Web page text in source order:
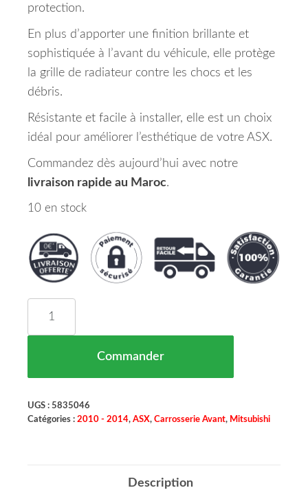
protection.
En plus d’apporter une finition brillante et
sophistiquée à l’avant du véhicule, elle protège
la grille de radiateur contre les chocs et les
débris.
Résistante et facile à installer, elle est un choix
idéal pour améliorer l’esthétique de votre ASX.
Commandez dès aujourd’hui avec notre
livraison rapide au Maroc.
10 en stock
Commander
UGS : 5835046
Catégories : 2010 - 2014, ASX, Carrosserie Avant, Mitsubishi
Description